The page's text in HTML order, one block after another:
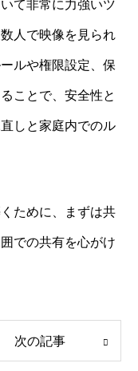
て非常に力強いツ
人で映像を見られ
ルや権限設定、保
ことで、安全性と
しと家庭内でのル
ために、まずは共
での共有を心がけ
次の記事